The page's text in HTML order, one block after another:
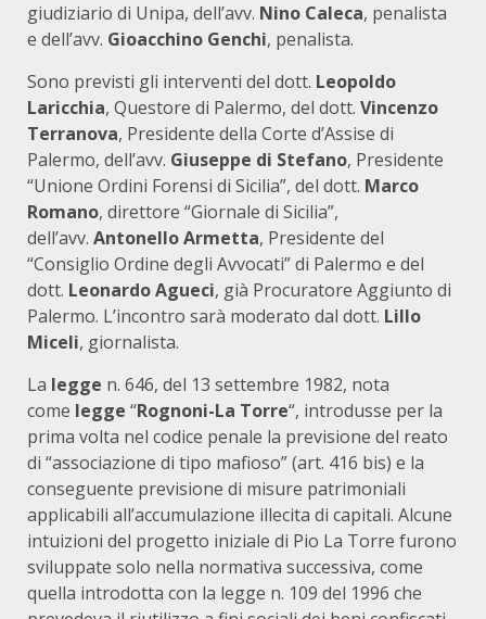
giudiziario di Unipa, dell’avv. Nino Caleca, penalista
e dell’avv. Gioacchino Genchi, penalista.
Sono previsti gli interventi del dott. Leopoldo
Laricchia, Questore di Palermo, del dott. Vincenzo
Terranova, Presidente della Corte d’Assise di
Palermo, dell’avv. Giuseppe di Stefano, Presidente
“Unione Ordini Forensi di Sicilia”, del dott. Marco
Romano, direttore “Giornale di Sicilia”,
dell’avv. Antonello Armetta, Presidente del
“Consiglio Ordine degli Avvocati” di Palermo e del
dott. Leonardo Agueci, già Procuratore Aggiunto di
Palermo. L’incontro sarà moderato dal dott. Lillo
Miceli, giornalista.
La legge n. 646, del 13 settembre 1982, nota
come legge “Rognoni-La Torre“, introdusse per la
prima volta nel codice penale la previsione del reato
di “associazione di tipo mafioso” (art. 416 bis) e la
conseguente previsione di misure patrimoniali
applicabili all’accumulazione illecita di capitali. Alcune
intuizioni del progetto iniziale di Pio La Torre furono
sviluppate solo nella normativa successiva, come
quella introdotta con la legge n. 109 del 1996 che